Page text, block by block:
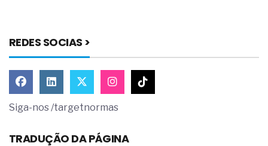
REDES SOCIAS >
Siga-nos /targetnormas
TRADUÇÃO DA PÁGINA